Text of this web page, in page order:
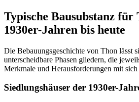
Typische Bausubstanz für
1930er-Jahren bis heute
Die Bebauungsgeschichte von Thon lässt
unterscheidbare Phasen gliedern, die
Merkmale und Herausforderungen mit
Siedlungshäuser der 1930er-